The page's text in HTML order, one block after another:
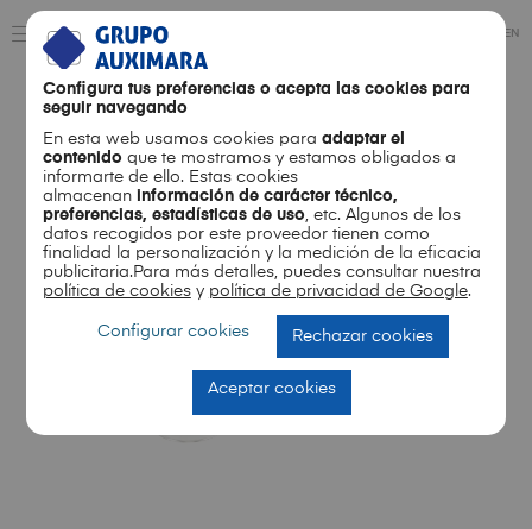
Configura tus preferencias o acepta las cookies para
seguir navegando
En esta web usamos cookies para adaptar el
contenido que te mostramos y estamos obligados a
informarte de ello. Estas cookies
almacenan
información de carácter técnico,
preferencias, estadísticas de uso, etc. Algunos de los
datos recogidos por este proveedor tienen como
finalidad la personalización y la medición de la eficacia
publicitaria.Para más detalles, puedes consultar nuestra
política de cookiesy política de privacidad de Google.
Configurar cookies Rechazar cookies
Aceptar cookies
EN